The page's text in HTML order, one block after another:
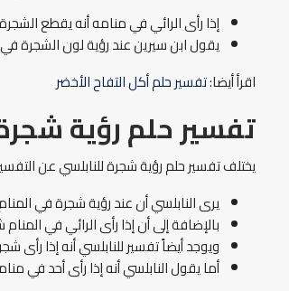
إذا رأى الرائي في منامه أنه يقطع
يقول ابن سيرين عند رؤية لون الشجرة في
اقرأ أيضا:تفسير حلم أكل التفاح الأخضر
تفسير حلم رؤية
يختلف تفسير حلم رؤية شجرة للنابلسي عن
يرى النابلسي أن عند رؤية شجرة في
بالإضافة إلى أن إذا رأى الرائي في
ويوجد أيضاً تفسير للنابلسي أنه إذا رأى
أما يقول النابلسي أنه إذا رأى أحد في